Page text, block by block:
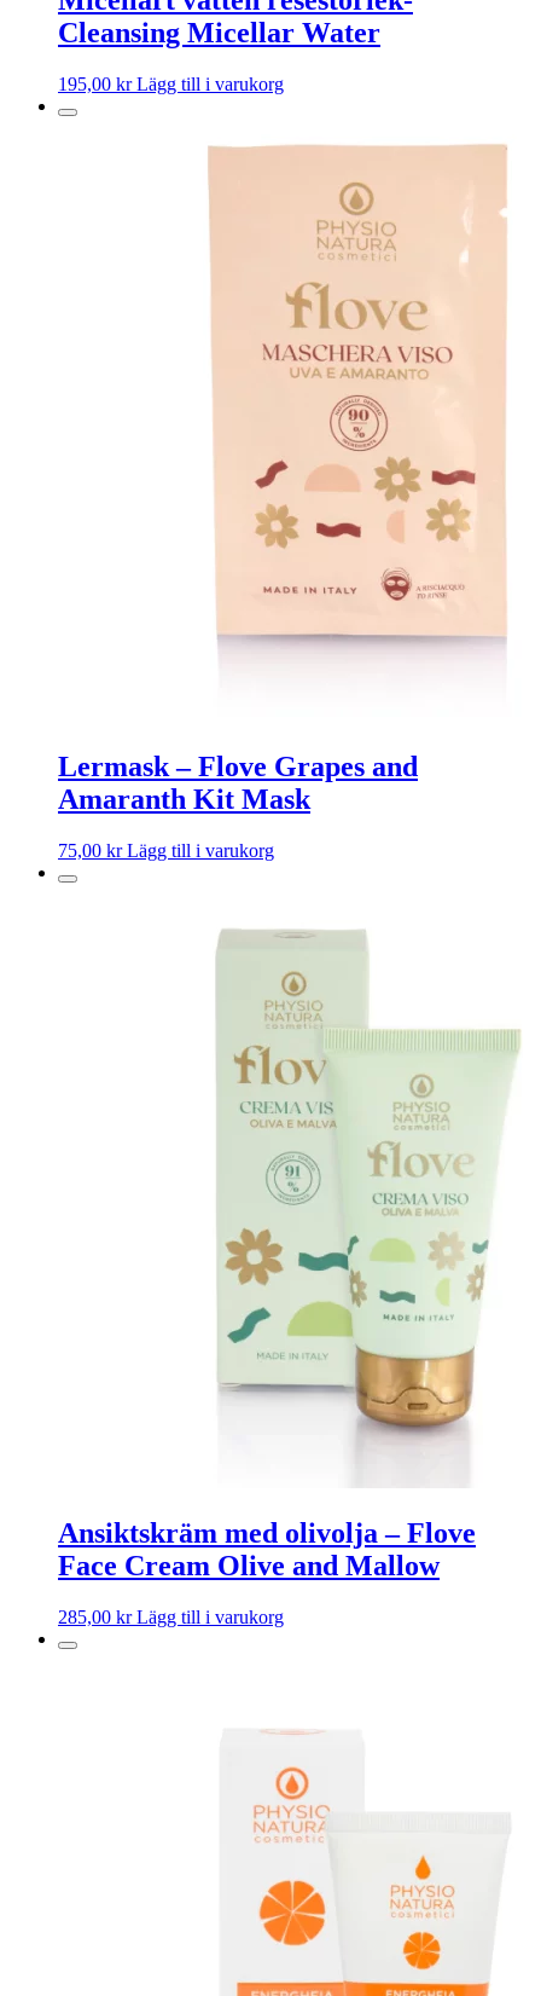
Cleansing Micellar Water
195,00 kr Lägg till i varukorg
Lermask – Flove Grapes and
Amaranth Kit Mask
75,00 kr Lägg till i varukorg
Ansiktskräm med olivolja – Flove
Face Cream Olive and Mallow
285,00 kr Lägg till i varukorg